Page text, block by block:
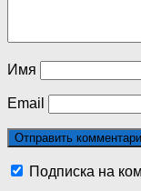
Имя
Email
Подписка на